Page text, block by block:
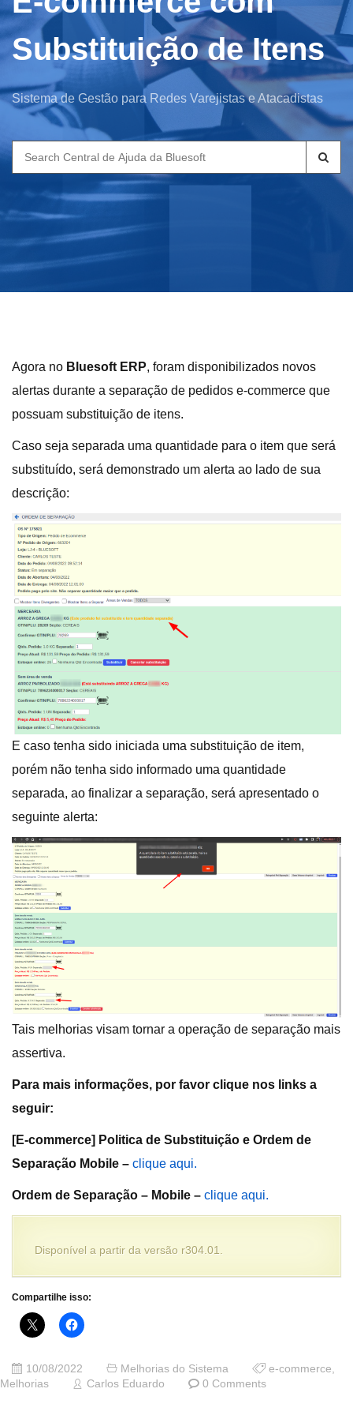
Substituição de Itens
Sistema de Gestão para Redes Varejistas e Atacadistas
Search
for:
Agora no Bluesoft ERP, foram disponibilizados novos
alertas durante a separação de pedidos e-commerce que
possuam substituição de itens.
Caso seja separada uma quantidade para o item que será
substituído, será demonstrado um alerta ao lado de sua
descrição:
E caso tenha sido iniciada uma substituição de item,
porém não tenha sido informado uma quantidade
separada, ao finalizar a separação, será apresentado o
seguinte alerta:
Tais melhorias visam tornar a operação de separação mais
assertiva.
Para mais informações, por favor clique nos links a
seguir:
[E-commerce] Politica de Substituição e Ordem de
Separação Mobile – clique aqui.
Ordem de Separação – Mobile – clique aqui.
Disponível a partir da versão r304.01.
Compartilhe isso:
10/08/2022 Melhorias do Sistema e-commerce
Melhorias
Carlos Eduardo 0 Comments